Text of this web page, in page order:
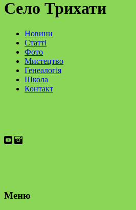
Село Трихати
Новини
Статті
Фото
Мистецтво
Генеалогія
Школа
Контакт
Меню